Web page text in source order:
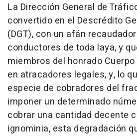
La Dirección General de
convertido en el Descrédito
(DGT), con un afán
conductores de toda laya, y
miembros del honrado
en atracadores legales, y, lo
especie de cobradores del
imponer un determinado
cobrar una cantidad decente
ignominia, esta degradación